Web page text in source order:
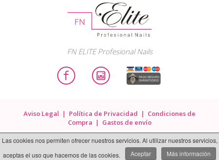
FN ELITE Profesional Nails
Aviso Legal | Política de Privacidad | Condiciones de
Compra | Gastos de envío
2020 Elite Profesional Nails. Todos los derechos reservados.
Web Las Palmas
Las cookies nos permiten ofrecer nuestros servicios. Al utilizar nuestros servicios,
aceptas el uso que hacemos de las cookies.
Aceptar Más información